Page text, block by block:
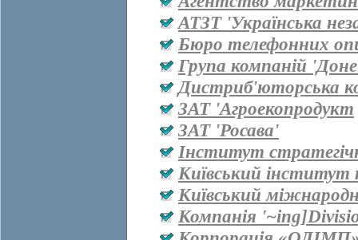
АТЗТ 'Українська
Бюро телефонних
Група компаній
Дистриб'юторська
ЗАТ 'Агроекопродукт
ЗАТ 'Росава'
Інститут
Київський інститут
Київський
Компанія